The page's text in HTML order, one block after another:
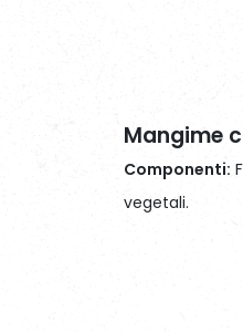
Mangime
Componenti:
vegetali.